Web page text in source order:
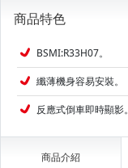
商品特色
BSMI:R33H07。
纖薄機身容易安裝。
反應式倒車即時顯影。
商品介紹